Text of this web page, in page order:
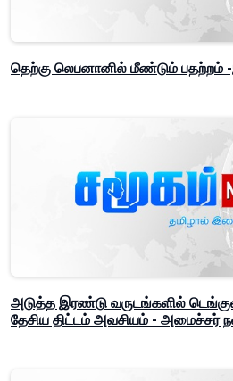
தெற்கு லெபனானில் மீண்டும் பதற்றம் -
அடுத்த இரண்டு வருடங்களில்
தேசிய திட்டம் அவசியம் - அமைச்சர்